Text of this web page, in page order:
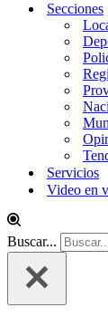
Secciones
Servicios
Video en
Buscar...